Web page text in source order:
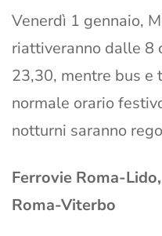
Venerdì 1 gennaio,
riattiveranno dalle 8
23,30, mentre bus e
normale orario
notturni saranno
Ferrovie Roma-
Roma-Viterbo